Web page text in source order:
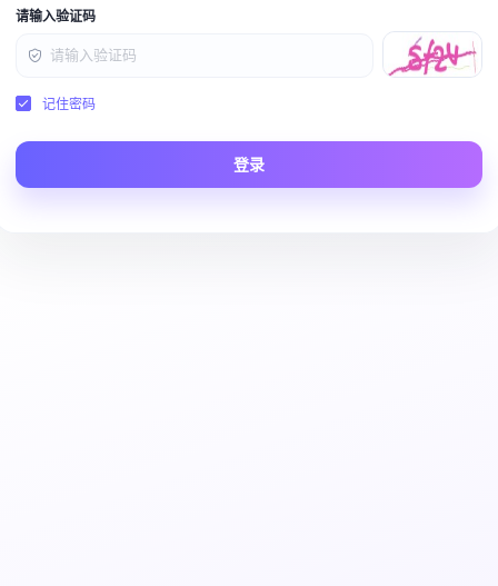
请输入验证码
记住密码
登录